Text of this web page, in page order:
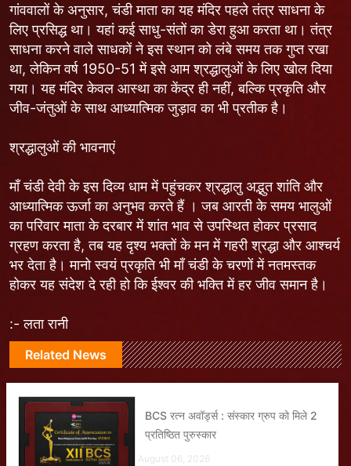
गांववालों के अनुसार, चंडी माता का यह मंदिर पहले तंत्र साधना के
लिए प्रसिद्ध था। यहां कई साधु-संतों का डेरा हुआ करता था। तंत्र
साधना करने वाले साधकों ने इस स्थान को लंबे समय तक गुप्त रखा
था, लेकिन वर्ष 1950-51 में इसे आम श्रद्धालुओं के लिए खोल दिया
गया। यह मंदिर केवल आस्था का केंद्र ही नहीं, बल्कि प्रकृति और
जीव-जंतुओं के साथ आध्यात्मिक जुड़ाव का भी प्रतीक है।
श्रद्धालुओं की भावनाएं
माँ चंडी देवी के इस दिव्य धाम में पहुंचकर श्रद्धालु अद्भुत शांति और
आध्यात्मिक ऊर्जा का अनुभव करते हैं । जब आरती के समय भालुओं
का परिवार माता के दरबार में शांत भाव से उपस्थित होकर प्रसाद
ग्रहण करता है, तब यह दृश्य भक्तों के मन में गहरी श्रद्धा और आश्चर्य
भर देता है। मानो स्वयं प्रकृति भी माँ चंडी के चरणों में नतमस्तक
होकर यह संदेश दे रही हो कि ईश्वर की भक्ति में हर जीव समान है।
:- लता रानी
Related News
BCS रत्न अवॉर्ड्स : संस्कार ग्रुप को मिले 2
प्रतिष्ठित पुरुस्कार
August 06, 2026